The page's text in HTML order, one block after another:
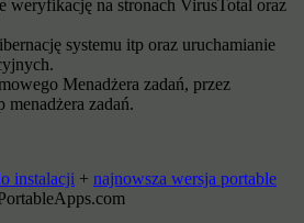
weryfikację na stronach VirusTotal oraz
systemu itp oraz uruchamianie
Menadżera zadań, przez
zadań.
instalacji + najnowsza wersja portable